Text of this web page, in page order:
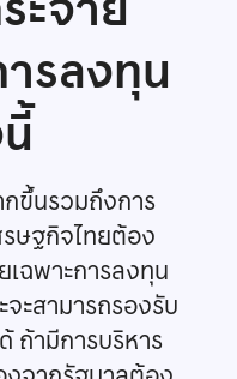
รลงทุน
ขึ้นรวมถึงการ
รษฐกิจไทยต้อง
เฉพาะการลงทุน
จะสามารถรองรับ
ถ้ามีการบริหาร